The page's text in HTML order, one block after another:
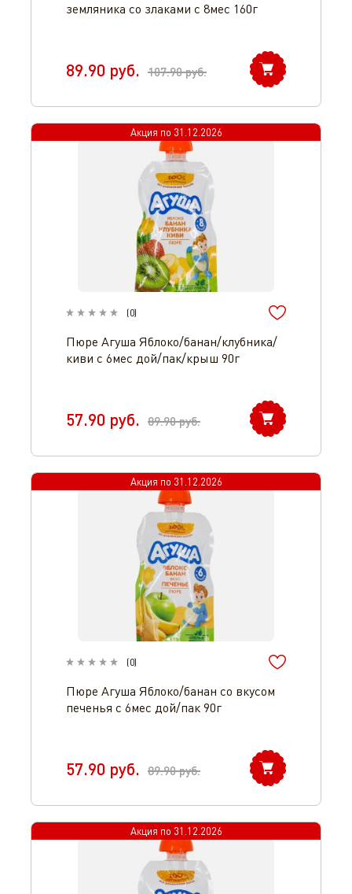
земляника со злаками с 8мес 160г
89.90 руб. 107.90руб.
Акция по 31.12.2026
(0)
Пюре Агуша Яблоко/банан/клубника/
киви с 6мес дой/пак/крыш 90г
57.90 руб. 89.90руб.
Акция по 31.12.2026
(0)
Пюре Агуша Яблоко/банан со вкусом
печенья с 6мес дой/пак 90г
57.90 руб. 89.90руб.
Акция по 31.12.2026